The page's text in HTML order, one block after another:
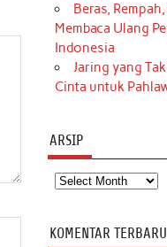
Beras,
Membaca Ulang
Indonesia
Jaring yang
Cinta untuk
ARSIP
Arsip
KOMENTAR TERBARU